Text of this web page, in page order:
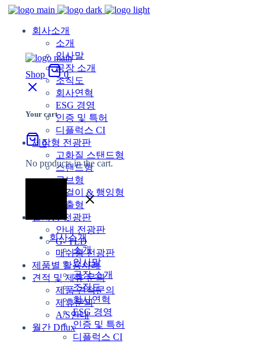
회사소개
소개
인사말
공장 소개
조직도
회사연혁
ESG 경영
인증 및 특허
디플럭스 CI
제작형 전광판
고화질 스탠드형
스탠드형
큐브형
벽걸이 & 행잉형
돌출형
설치형 전광판
안내 전광판
G- TLD
매쉬형 전광판
제품별 활용사례
견적 및 제휴 문의
제품 견적문의
제휴문의
A/S안내
월간 Dflux
Shop 0
Your cart
0
No products in the cart.
회사소개
소개
인사말
공장 소개
조직도
회사연혁
ESG 경영
인증 및 특허
디플럭스 CI